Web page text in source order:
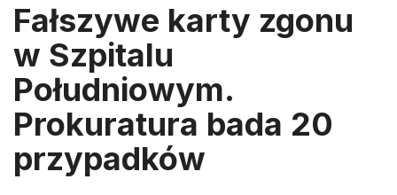
Fałszywe karty zgonu
w Szpitalu
Południowym.
Prokuratura bada 20
przypadków